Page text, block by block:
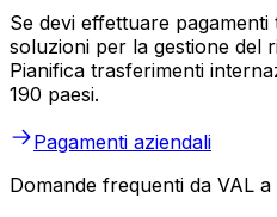
Se devi effettuare
soluzioni per la gestione del
Pianifica trasferimenti
190 paesi.
Pagamenti aziendali
Domande frequenti da VAL a